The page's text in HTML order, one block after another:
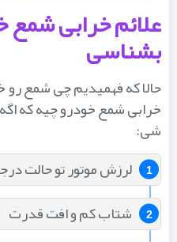
علائم خرابی شمع
بشناسی
حالا که فهمیدیم چی شمع رو
خرابی شمع خودرو چیه که
شی:
لرزش موتور تو حالت درجا
شتاب کم و افت قدرت